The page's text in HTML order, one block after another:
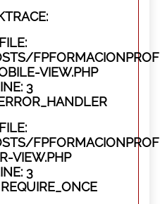
FILE:
VIEW.PHP
3
FILE:
VIEW.PHP
3